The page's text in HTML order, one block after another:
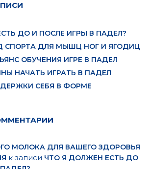
ДО И ПОСЛЕ ИГРЫ В ПАДЕЛ?
СПОРТА ДЛЯ МЫШЦ НОГ И ЯГОДИЦ
ОБУЧЕНИЯ ИГРЕ В ПАДЕЛ
НАЧАТЬ ИГРАТЬ В ПАДЕЛ
СЕБЯ В ФОРМЕ
МОЛОКА ДЛЯ ВАШЕГО ЗДОРОВЬЯ
к записи ЧТО Я ДОЛЖЕН ЕСТЬ ДО